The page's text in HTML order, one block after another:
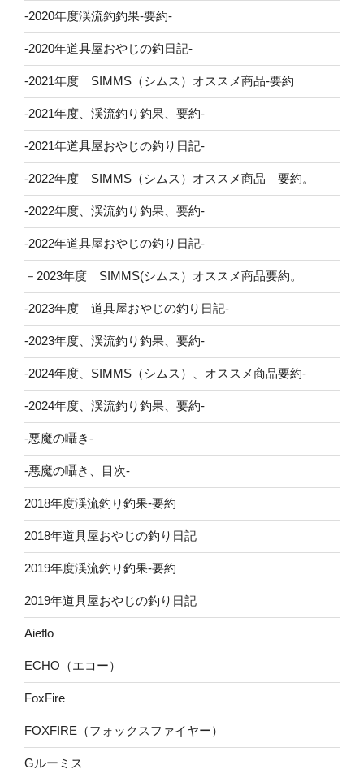
-2020年度渓流釣釣果-要約-
-2020年道具屋おやじの釣日記-
-2021年度 SIMMS（シムス）オススメ商品-要約
-2021年度、渓流釣り釣果、要約-
-2021年道具屋おやじの釣り日記-
-2022年度 SIMMS（シムス）オススメ商品 要約。
-2022年度、渓流釣り釣果、要約-
-2022年道具屋おやじの釣り日記-
－2023年度 SIMMS(シムス）オススメ商品要約。
-2023年度 道具屋おやじの釣り日記-
-2023年度、渓流釣り釣果、要約-
-2024年度、SIMMS（シムス）、オススメ商品要約-
-2024年度、渓流釣り釣果、要約-
-悪魔の囁き-
-悪魔の囁き、目次-
2018年度渓流釣り釣果-要約
2018年道具屋おやじの釣り日記
2019年度渓流釣り釣果-要約
2019年道具屋おやじの釣り日記
Aieflo
ECHO（エコー）
FoxFire
FOXFIRE（フォックスファイヤー）
Gルーミス